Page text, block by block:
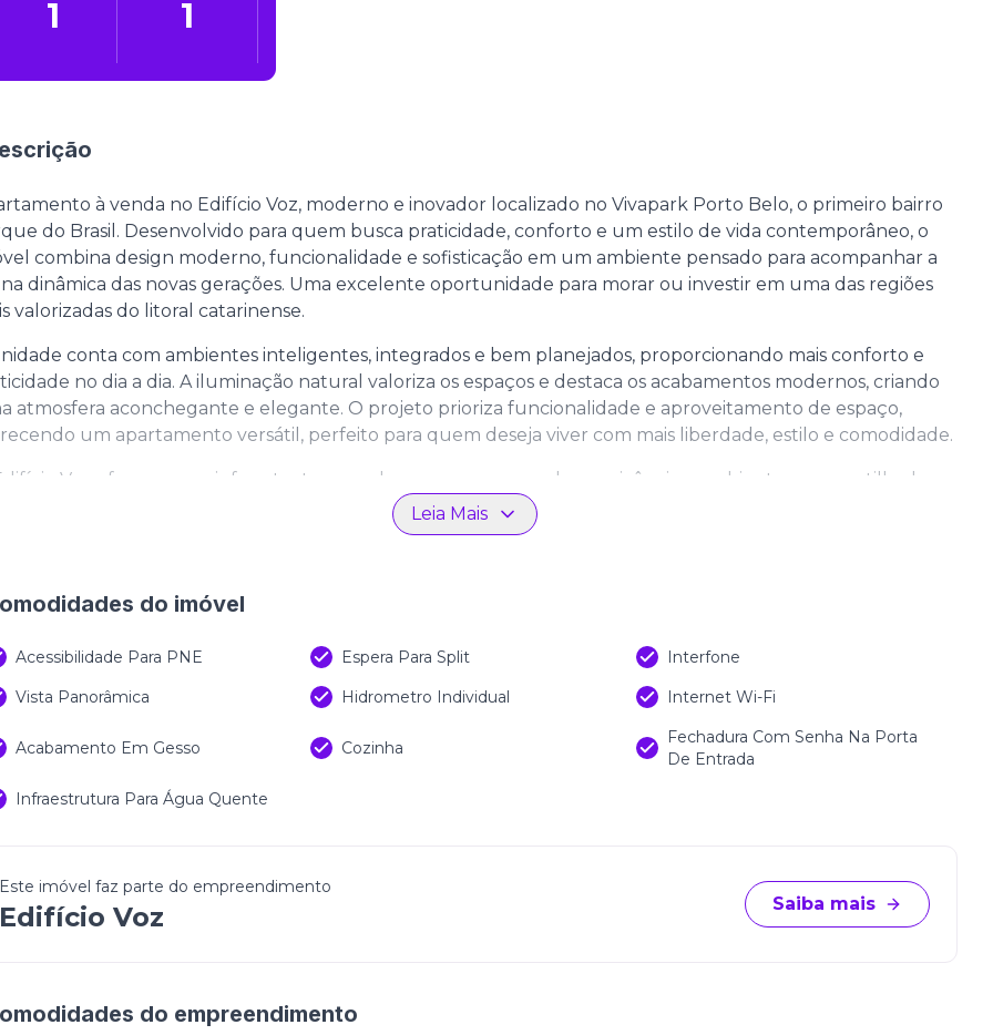
1 1
à venda no Edifício Voz, moderno e inovador localizado no Vivapark Porto Belo, o primeiro bairro
do Brasil. Desenvolvido para quem busca praticidade, conforto e um estilo de vida contemporâneo, o
combina design moderno, funcionalidade e sofisticação em um ambiente pensado para acompanhar a
dinâmica das novas gerações. Uma excelente oportunidade para morar ou investir em uma das regiões
valorizadas do litoral catarinense.
conta com ambientes inteligentes, integrados e bem planejados, proporcionando mais conforto e
no dia a dia. A iluminação natural valoriza os espaços e destaca os acabamentos modernos, criando
atmosfera aconchegante e elegante. O projeto prioriza funcionalidade e aproveitamento de espaço,
um apartamento versátil, perfeito para quem deseja viver com mais liberdade, estilo e comodidade.
Voz oferece uma infraestrutura moderna com espaços de convivência e ambientes compartilhados
para proporcionar bem-estar, conexão e qualidade de vida. Localizado próximo à universidade, áreas
gastronomia e serviços do Vivapark Porto Belo, o empreendimento entrega uma experiência urbana
Leia Mais
do imóvel
Acessibilidade Para PNE Espera Para Split
Interfone
Vista Panorâmica
Hidrometro Individual Internet Wi-Fi
Acabamento Em Gesso Cozinha
Fechadura Com Senha Na Porta
De Entrada
Infraestrutura Para Água Quente
Este imóvel faz parte do empreendimento
Edifício Voz Saiba mais
do empreendimento